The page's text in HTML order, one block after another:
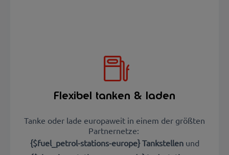
Flexibel tanken & laden
Tanke oder lade europaweit in einem der größten
Partnernetze:
{$fuel_petrol-stations-europe} Tankstellenund